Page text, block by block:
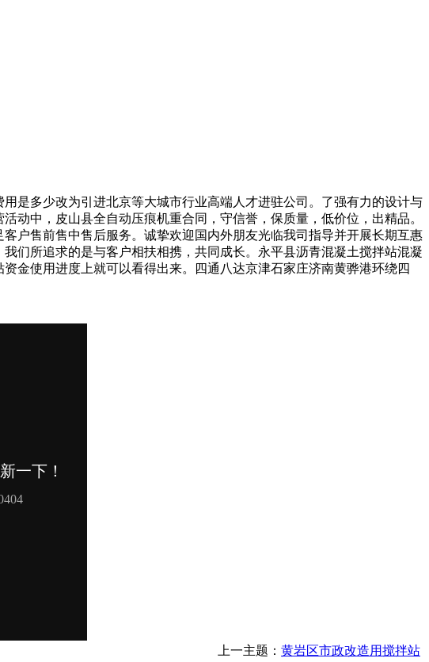
多少改为引进北京等大城市行业高端人才进驻公司。了强有力的设计与
动中，皮山县全自动压痕机重合同，守信誉，保质量，低价位，出精品。
户售前售中售后服务。诚挚欢迎国内外朋友光临我司指导并开展长期互惠
们所追求的是与客户相扶相携，共同成长。永平县沥青混凝土搅拌站混凝
金使用进度上就可以看得出来。四通八达京津石家庄济南黄骅港环绕四
上一主题： 黄岩区市政改造用搅拌站